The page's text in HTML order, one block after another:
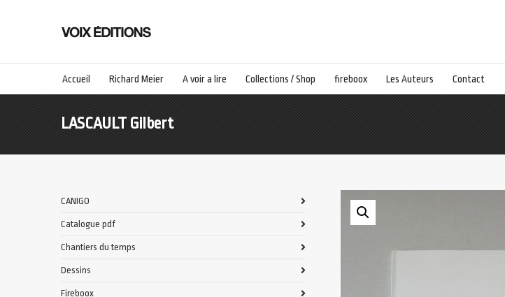
Accueil Richard Meier A voir a lire Collections / Shop fireboox Les Auteurs Contact
LASCAULT Gilbert
CANIGO
Catalogue pdf
Chantiers du temps
Dessins
Fireboox